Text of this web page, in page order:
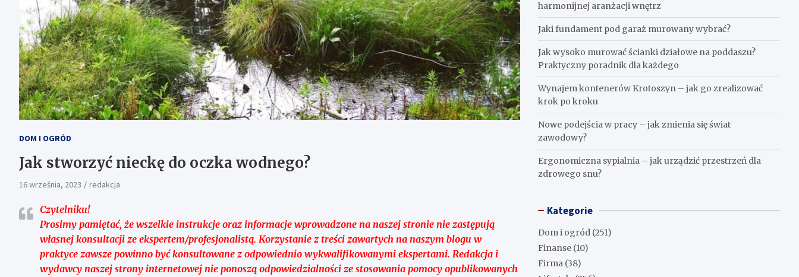
DOM I OGRÓD
Jak stworzyć nieckę do oczka wodnego?
16 września, 2023 redakcja
Czytelniku!
Prosimy pamiętać, że wszelkie instrukcje oraz informacje wprowadzone na naszej stronie nie zastępują
własnej konsultacji ze ekspertem/profesjonalistą. Korzystanie z treści zawartych na naszym blogu w
praktyce zawsze powinno być konsultowane z odpowiednio wykwalifikowanymi ekspertami. Redakcja i
wydawcy naszej strony internetowej nie ponoszą odpowiedzialności ze stosowania pomocy opublikowanych
harmonijnej aranżacji wnętrz
Jaki fundament pod garaż murowany wybrać?
Jak wysoko murować ścianki działowe na poddaszu?
Praktyczny poradnik dla każdego
Wynajem kontenerów Krotoszyn – jak go zrealizować
krok po kroku
Nowe podejścia w pracy – jak zmienia się świat
zawodowy?
Ergonomiczna sypialnia – jak urządzić przestrzeń dla
zdrowego snu?
Kategorie
Dom i ogród (251)
Finanse (10)
Firma (38)